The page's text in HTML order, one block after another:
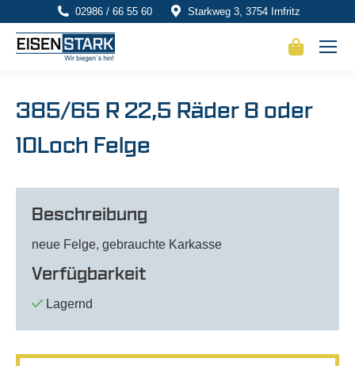
02986 / 66 55 60 Starkweg 3, 3754 Irnfritz
385/65 R 22,5 Räder 8 oder
10Loch Felge
Beschreibung
neue Felge, gebrauchte Karkasse
Verfügbarkeit
Lagernd